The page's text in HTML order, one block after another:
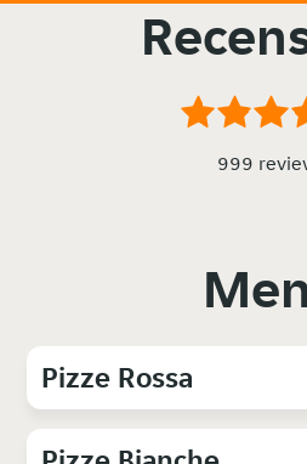
999
Pizze Rossa